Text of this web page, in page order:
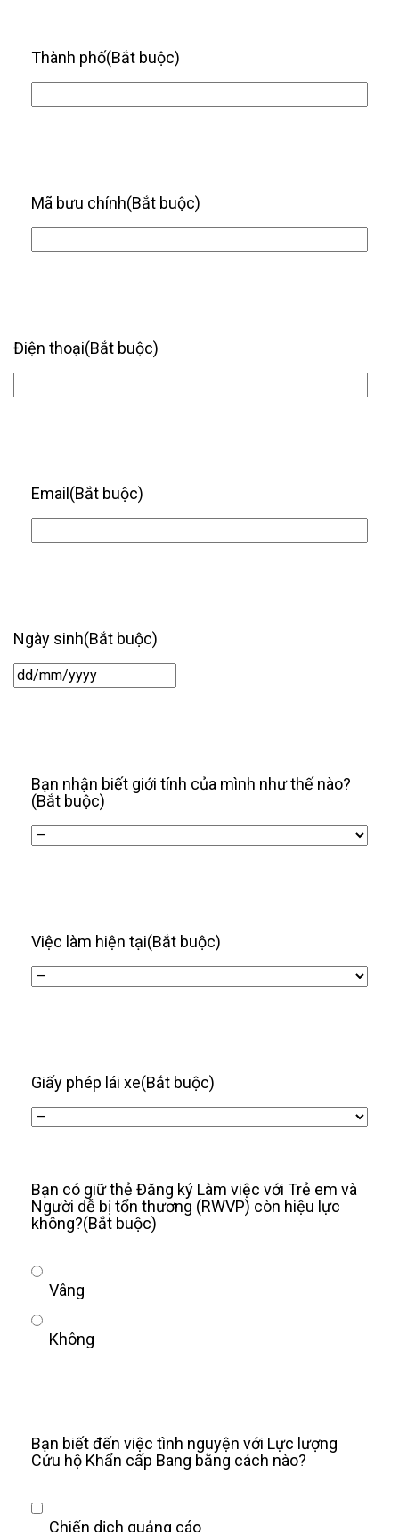
Thành phố(Bắt buộc)
Mã bưu chính(Bắt buộc)
Điện thoại(Bắt buộc)
Email (Bắt buộc)
Ngày sinh(Bắt buộc)
Ngày
Bạn nhận biết giới tính của mình như thế nào?
(Bắt buộc)
Việc làm hiện tại(Bắt buộc)
Giấy phép lái xe(Bắt buộc)
Bạn có giữ thẻ Đăng ký Làm việc với Trẻ em và
Người dễ bị tổn thương (RWVP) còn hiệu lực
không?(Bắt buộc)
Vâng
Không
Bạn biết đến việc tình nguyện với Lực lượng
Cứu hộ Khẩn cấp Bang bằng cách nào?
Chiến dịch quảng cáo